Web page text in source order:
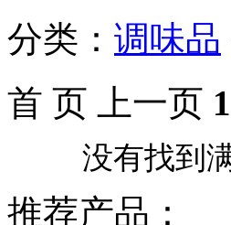
分类： 调味品
首 页 上一页 1
没有找到
推荐产品：